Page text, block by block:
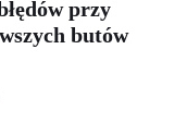
przy
butów